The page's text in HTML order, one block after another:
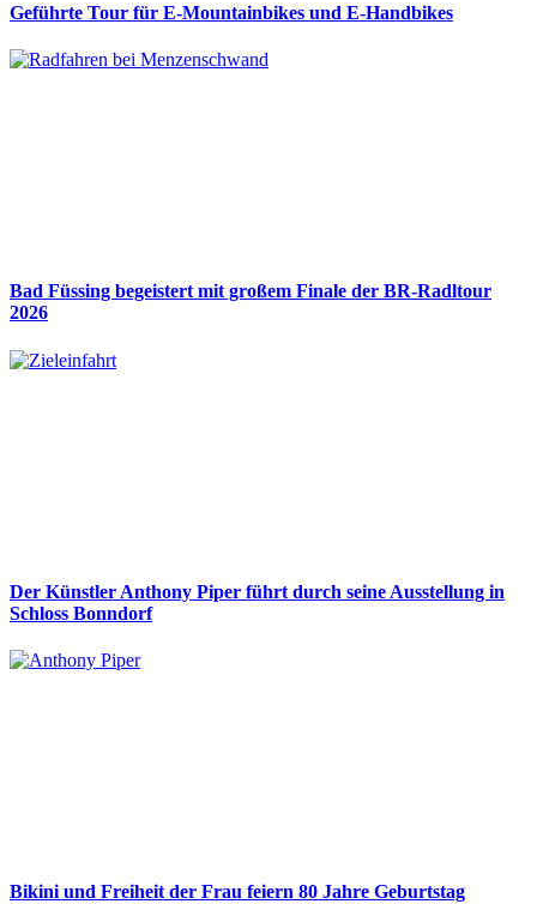
Geführte Tour für E-Mountainbikes und E-Handbikes
Bad Füssing begeistert mit großem Finale der BR-Radltour
2026
Der Künstler Anthony Piper führt durch seine Ausstellung in
Schloss Bonndorf
Bikini und Freiheit der Frau feiern 80 Jahre Geburtstag